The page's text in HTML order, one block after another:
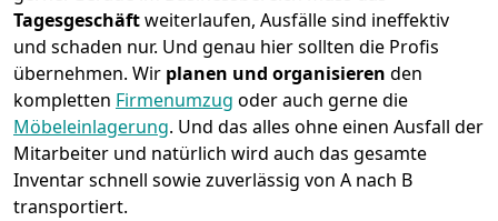
Tagesgeschäftweiterlaufen, Ausfälle sind ineffektiv
und schaden nur. Und genau hier sollten die Profis
übernehmen. Wir planen und organisieren den
kompletten Firmenumzug oder auch gerne die
Möbeleinlagerung. Und das alles ohne einen Ausfall der
Mitarbeiter und natürlich wird auch das gesamte
Inventar schnell sowie zuverlässig von A nach B
transportiert.